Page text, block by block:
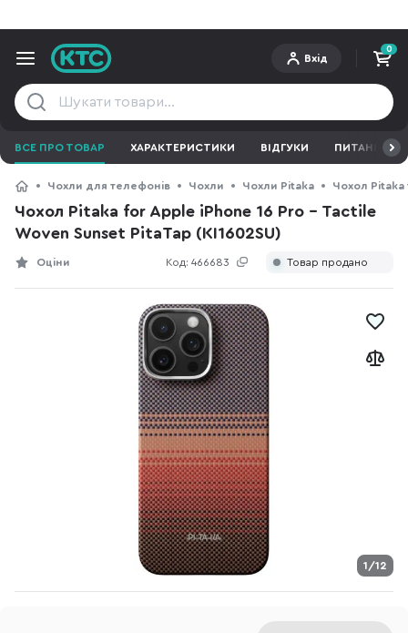
Вхід
0
ВСЕ ПРО ТОВАР ХАРАКТЕРИСТИКИ ВІДГУКИ ПИТАННЯ ТА
Чохли для телефонів Чохли Чохли Pitaka Чохол Pitaka
Чохол Pitaka for Apple iPhone 16 Pro - Tactile
Woven Sunset PitaTap (KI1602SU)
Код: 466683
Оціни Товар продано
1/12